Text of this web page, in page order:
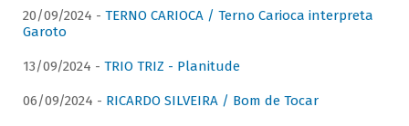
20/09/2024 - TERNO CARIOCA / Terno Carioca interpreta
Garoto
13/09/2024 - TRIO TRIZ - Planitude
06/09/2024 - RICARDO SILVEIRA / Bom de Tocar